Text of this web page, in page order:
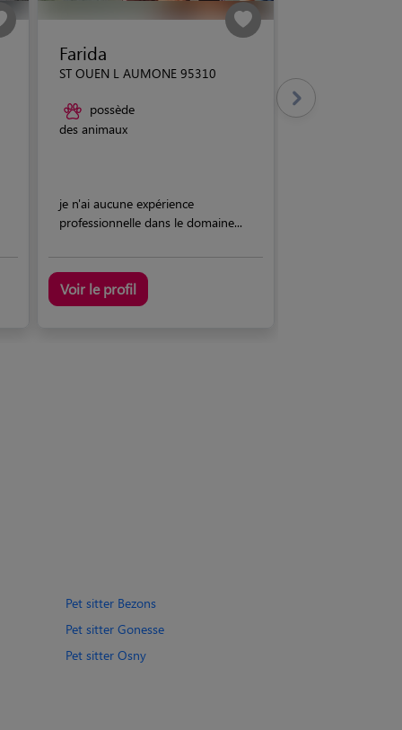
Farida
ST OUEN L AUMONE 95310
possède
des animaux
je n'ai aucune expérience
professionnelle dans le domaine...
Voir le profil
Pet sitter Bezons
Pet sitter Gonesse
Pet sitter Osny